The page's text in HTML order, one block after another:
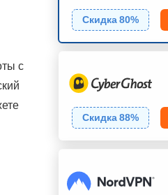
с
Скидка80%
Скидка88%